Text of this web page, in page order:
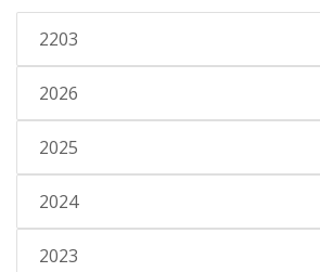
2203
2026
2025
2024
2023